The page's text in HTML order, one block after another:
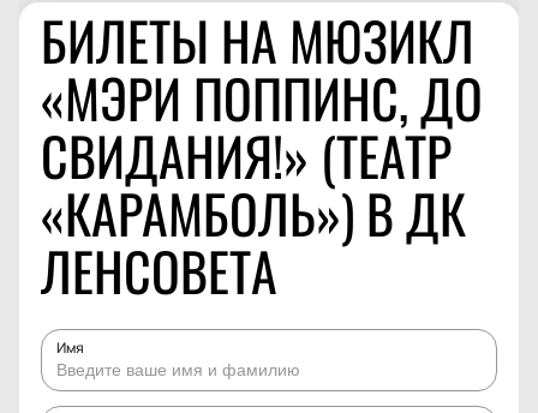
БИЛЕТЫ НА МЮЗИКЛ
«МЭРИ ПОППИНС, ДО
СВИДАНИЯ!» (ТЕАТР
«КАРАМБОЛЬ») В ДК
ЛЕНСОВЕТА
Имя